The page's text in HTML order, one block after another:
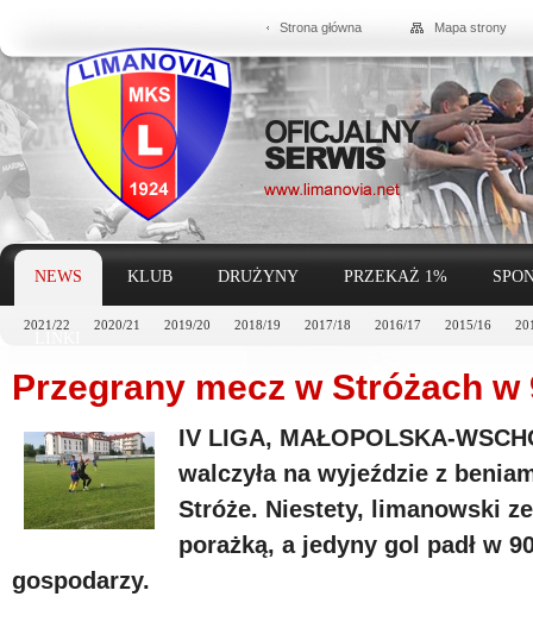
Strona główna Mapa strony
NEWS
2021/22 2020/21 2019/20 2018/19 2017/18 2016/17 2015/16
KLUB DRUŻYNY PRZEKAŻ 1%
Przegrany mecz w Stróżach w
IV LIGA, MAŁOPOLSKA-
walczyła na wyjeździe z
Stróże. Niestety, limanowski
porażką, a jedyny gol padł w
gospodarzy.